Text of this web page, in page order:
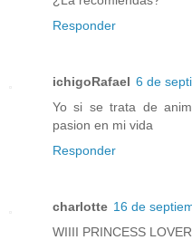
Responder
ichigoRafael 6 de
Yo si se trata de
pasion en mi vida
Responder
charlotte 16 de
WIIII PRINCESS